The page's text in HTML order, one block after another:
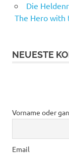
Die
The Hero with
NEUESTE
Vorname oder
Email